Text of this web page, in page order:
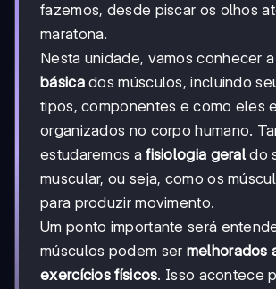
fazemos, desde piscar os olhos
maratona.
Nesta unidade, vamos conhecer a
básicados músculos, incluindo
tipos, componentes e como eles
organizados no corpo humano.
estudaremos afisiologia geral do
muscular, ou seja, como os
para produzir movimento.
Um ponto importante será
músculos podem ser melhorados
exercícios físicos. Isso acontece